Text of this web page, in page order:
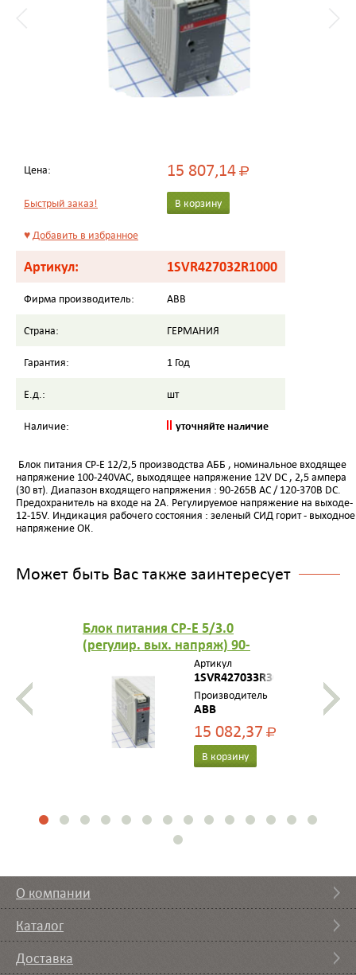
Цена: 15 807,14Р
Быстрый заказ! В корзину
♥Добавить в избранное
Артикул: 1SVR427032R1000
Фирма производитель: ABB
Страна: ГЕРМАНИЯ
Гарантия: 1 Год
Е.д.: шт
Наличие: уточняйте наличие
Блок питания CP-E 12/2,5 производства АББ , номинальное входящее
напряжение 100-240VAC, выходящее напряжение 12V DC , 2,5 ампера
(30 вт). Диапазон входящего напряжения : 90-265В AC / 120-370В DC.
Предохранитель на входе на 2А. Регулируемое напряжение на выходе-
12-15V. Индикация рабочего состояния : зеленый СИД горит - выходное
напряжение ОК.
Может быть Вас также заинтересует
Блок питания CP-E 5/3.0
(регулир. вых. напряж) 90-
265В AC / 120-370В DC, выход
5В DC /3.0A 1SVR427033R3000
Артикул
1SVR427033R3000
Производитель
ABB
15 082,37Р
В корзину
О компании
Каталог
Доставка